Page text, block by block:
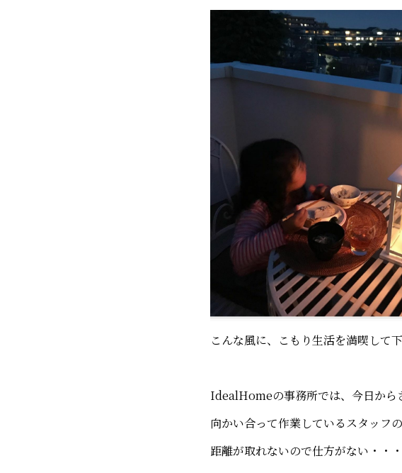
こんな風に、こもり生活を満喫して
IdealHomeの事務所では、今日から
向かい合って作業しているスタッフ
距離が取れないので仕方がない・・・